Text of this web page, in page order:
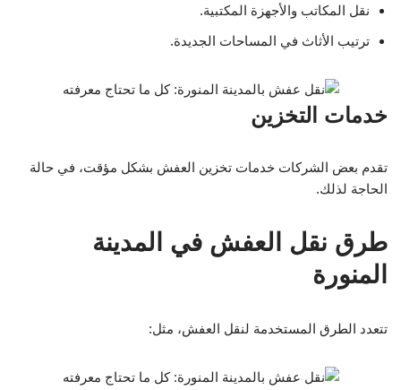
نقل المكاتب والأجهزة المكتبية.
ترتيب الأثاث في المساحات الجديدة.
خدمات التخزين
تقدم بعض الشركات خدمات تخزين العفش بشكل مؤقت، في حالة
الحاجة لذلك.
طرق نقل العفش في المدينة
المنورة
تتعدد الطرق المستخدمة لنقل العفش، مثل: